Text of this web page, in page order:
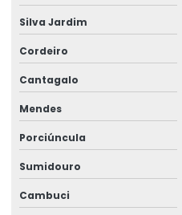
Manutenção De Pontes
Manutenção ponte rolante
Manutenção ponte rolante rio
Manutenção ponte rolante swf
Manutenção preventiva de
Manutenção preventiva ponte
Silva Jardim
Cordeiro
Cantagalo
Mendes
Porciúncula
Sumidouro
Cambuci